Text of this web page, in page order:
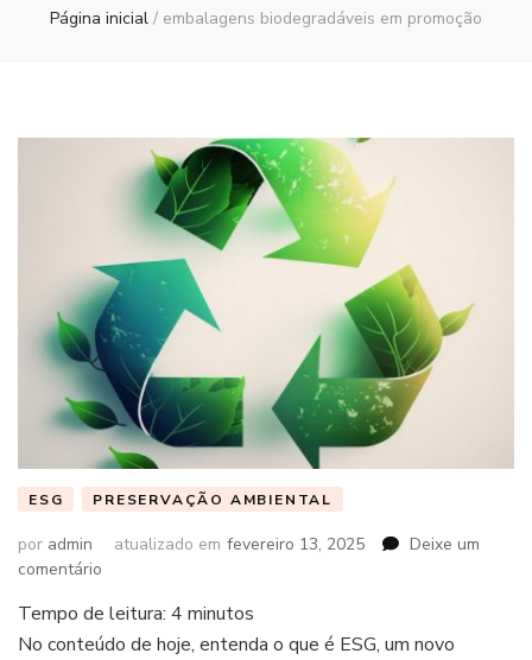
Página inicial / embalagens biodegradáveis em promoção
ESG PRESERVAÇÃO AMBIENTAL
por admin atualizado em fevereiro 13, 2025
Deixe um
comentário
Tempo de leitura: 4 minutos
No conteúdo de hoje, entenda o que é ESG, um novo